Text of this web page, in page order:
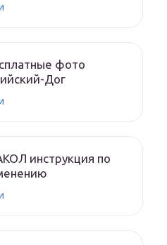
фото
Дог
инструкция по